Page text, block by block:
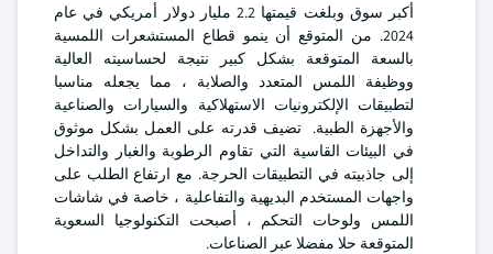
أكبر سوق وبلغت قيمتها 2.2 مليار دولار أمريكي في عام
2024. من المتوقع أن ينمو قطاع المستشعرات اللمسية
بالسعة المتوقعة بشكل كبير نتيجة لحساسيته العالية
ووظيفة اللمس المتعدد والصلابة ، مما يجعله مناسبا
لتطبيقات الإلكترونيات الاستهلاكية والسيارات والصناعية
والأجهزة الطبية. تضيف قدرته على العمل بشكل موثوق
في البيئات القاسية التي تقاوم الرطوبة والغبار والتداخل
إلى جاذبيته في التطبيقات الحرجة. مع ارتفاع الطلب على
واجهات المستخدم البديهية والتفاعلية ، خاصة في شاشات
اللمس ولوحات التحكم ، أصبحت التكنولوجيا السعوية
المتوقعة حلا مفضلا عبر الصناعات.